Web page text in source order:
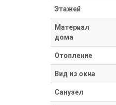
Этажей
Материал
дома
Отопление
Вид из окна
Санузел